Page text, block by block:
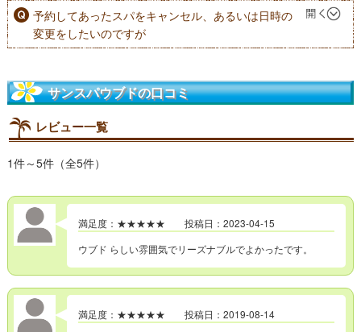
予約してあったスパをキャンセル、あるいは日時の
変更をしたいのですが
サンスパウブドの口コミ
レビュー一覧
1件～5件（全5件）
満足度：★★★★★ 投稿日：2023-04-15
ウブド らしい雰囲気でリーズナブルでよかったです。
満足度：★★★★★ 投稿日：2019-08-14